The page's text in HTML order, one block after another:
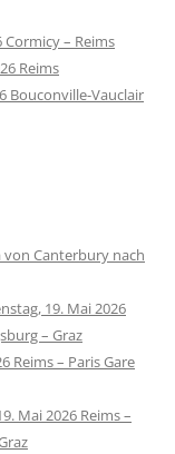
Cormicy – Reims
Reims
Bouconville-Vauclair
von Canterbury nach
19. Mai 2026
– Graz
Reims – Paris Gare
Mai 2026 Reims –